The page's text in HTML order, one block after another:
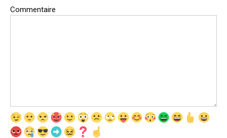
Commentaire